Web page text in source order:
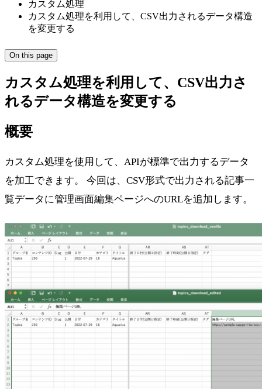
カスタム処理
カスタム処理を利用して、CSV出力されるデータ構造
を変更する
On this page
カスタム処理を利用して、CSV出力さ
れるデータ構造を変更する
概要
カスタム処理を使用して、APIが標準で出力するデータ
を加工できます。 今回は、CSV形式で出力される記事一
覧データに管理画面編集ページへのURLを追加します。